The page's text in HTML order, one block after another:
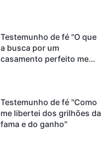
Testemunho de fé "O que
a busca por um
casamento perfeito me
Testemunho de fé "Como
me libertei dos grilhões da
fama e do ganho"